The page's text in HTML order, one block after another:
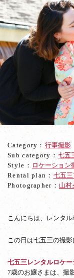
京
都・
高
寺
公
園
羽
三
シ
Category： 行事撮影
Sub category： 七五
Style： ロケーション
Rental plan： 七五
Photographer： 山村
こんにちは、レンタ
この日は七五三の撮影
七五三レンタルロケ
7歳のお嬢さまは、撮